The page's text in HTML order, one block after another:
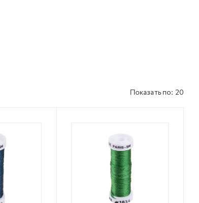
Показать по: 20